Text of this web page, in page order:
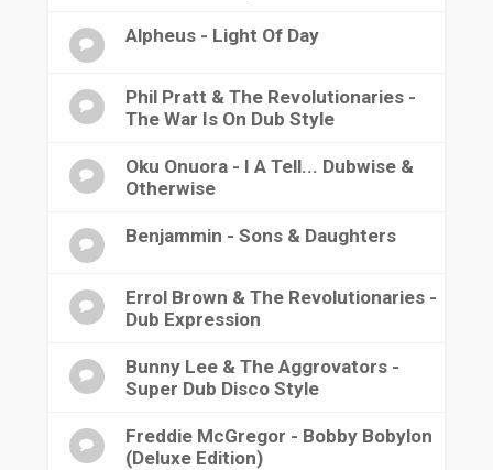
Alpheus - Light Of Day
Phil Pratt & The Revolutionaries -
The War Is On Dub Style
Oku Onuora - I A Tell... Dubwise &
Otherwise
Benjammin - Sons & Daughters
Errol Brown & The Revolutionaries -
Dub Expression
Bunny Lee & The Aggrovators -
Super Dub Disco Style
Freddie McGregor - Bobby Bobylon
(Deluxe Edition)